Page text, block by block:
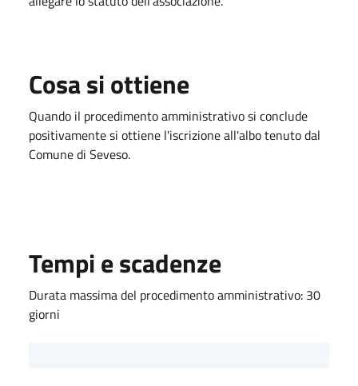
Cosa si ottiene
Quando il procedimento amministrativo si conclude
positivamente si ottiene l'iscrizione all'albo tenuto dal
Comune di Seveso.
Tempi e scadenze
Durata massima del procedimento amministrativo: 30
giorni